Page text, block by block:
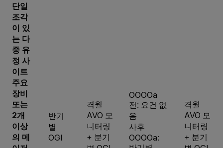
단일
조각
이 있
는 다
중 유
정 사
이트
주요
장비
또는
2개
이상
의 메
반기
별
OGI
격월
AVO 모
니터링
+ 분기
OOOOa
전: 요건 없
음
사후
OOOOa:
격월
AVO 모
니터링
+ 분기